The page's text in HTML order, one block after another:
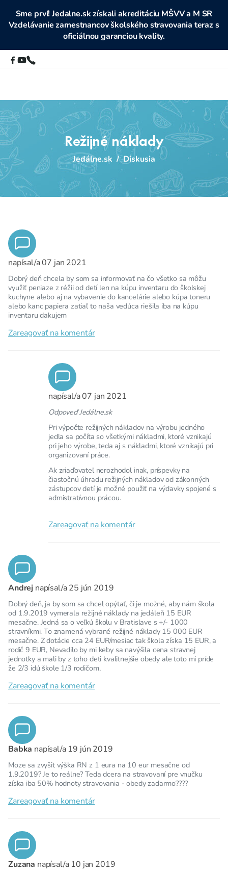
Sme prví! Jedalne.sk získali akreditáciu MŠVV a M SR
Vzdelávanie zamestnancov školského stravovania teraz s
oficiálnou garanciou kvality.
Režijné náklady
Jedálne.sk / Diskusia
napísal/a07 jan 2021
Dobrý deň chcela by som sa informovať na čo všetko sa môžu
využiť peniaze z réžii od detí len na kúpu inventaru do školskej
kuchyne alebo aj na vybavenie do kancelárie alebo kúpa toneru
alebo kanc papiera zatiaľ to naša vedúca riešila iba na kúpu
inventaru dakujem
Zareagovať na komentár
napísal/a07 jan 2021
Odpoveď Jedálne.sk
Pri výpočte režijných nákladov na výrobu jedného
jedla sa počíta so všetkými nákladmi, ktoré vznikajú
pri jeho výrobe, teda aj s nákladmi, ktoré vznikajú pri
organizovaní práce.
Ak zriaďovateľ nerozhodol inak, príspevky na
čiastočnú úhradu režijných nákladov od zákonných
zástupcov detí je možné použiť na výdavky spojené s
admistratívnou prácou.
Zareagovať na komentár
Andrej napísal/a25 jún 2019
Dobrý deň, ja by som sa chcel opýtať, či je možné, aby nám škola
od 1.9.2019 vymerala režijné náklady na jedáleň 15 EUR
mesačne. Jedná sa o veľkú školu v Bratislave s +/- 1000
stravníkmi. To znamená vybrané režijné náklady 15 000 EUR
mesačne. Z dotácie cca 24 EUR/mesiac tak škola získa 15 EUR, a
rodič 9 EUR, Nevadilo by mi keby sa navýšila cena stravnej
jednotky a mali by z toho deti kvalitnejšie obedy ale toto mi príde
že 2/3 idú škole 1/3 rodičom,
Zareagovať na komentár
Babka napísal/a 19 jún 2019
Moze sa zvyšit výška RN z 1 eura na 10 eur mesačne od
1.9.2019? Je to reálne? Teda dcera na stravovaní pre vnučku
získa iba 50% hodnoty stravovania - obedy zadarmo????
Zareagovať na komentár
Zuzana napísal/a 10 jan 2019